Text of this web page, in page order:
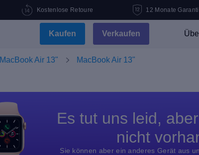
Kostenlose Retoure 12 Monate
Kaufen Verkaufen
MacBook Air 13" MacBook Air 13"
Es tut uns leid,
nicht
Sie können aber ein anderes Gerät aus